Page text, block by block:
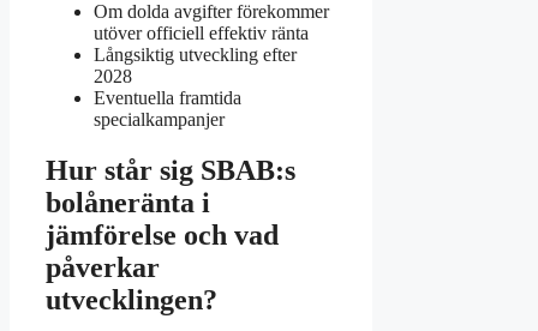
Om dolda avgifter förekommer
utöver officiell effektiv ränta
Långsiktig utveckling efter
2028
Eventuella framtida
specialkampanjer
Hur står sig SBAB:s
bolåneränta i
jämförelse och vad
påverkar
utvecklingen?